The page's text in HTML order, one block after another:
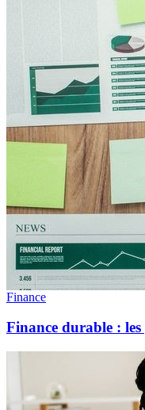
Finance
Finance durable : les